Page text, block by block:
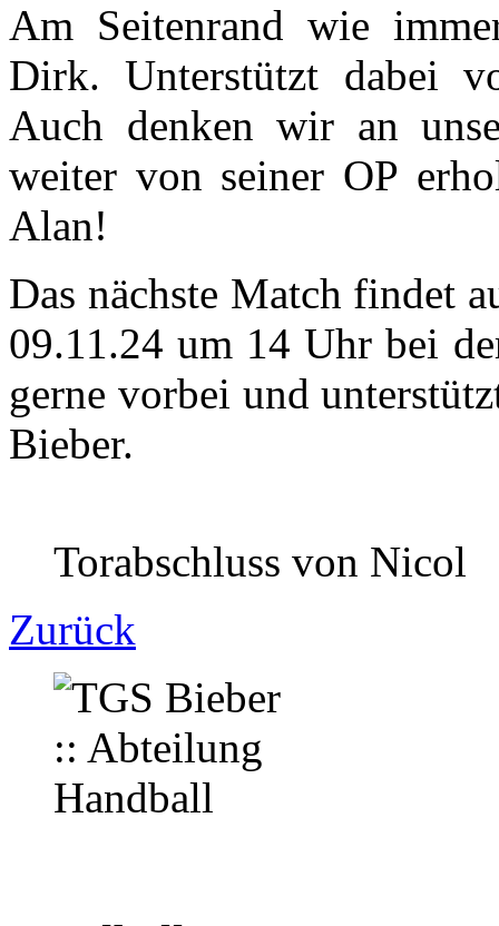
Am Seitenrand wie
Dirk. Unterstützt dabei
Auch denken wir an
weiter von seiner OP
Alan!
Das nächste Match findet
09.11.24 um 14 Uhr bei
gerne vorbei und
Bieber.
Torabschluss von Nicol
Zurück